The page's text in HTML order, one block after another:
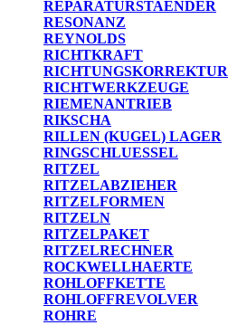
REPARATURSTAENDER
RESONANZ
REYNOLDS
RICHTKRAFT
RICHTUNGSKORREKTUR
RICHTWERKZEUGE
RIEMENANTRIEB
RIKSCHA
RILLEN (KUGEL) LAGER
RINGSCHLUESSEL
RITZEL
RITZELABZIEHER
RITZELFORMEN
RITZELN
RITZELPAKET
RITZELRECHNER
ROCKWELLHAERTE
ROHLOFFKETTE
ROHLOFFREVOLVER
ROHRE